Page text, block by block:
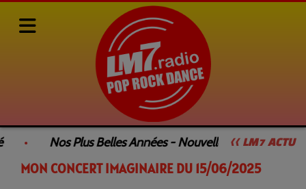
<< LM7 ACTU
Nos Plus Belles Années - Nouvelle Émission
Rediffusions de nos émissions LE CONCERT DU DIMANCHE SOIR
MON CONCERT IMAGINAIRE DU 15/06/2025